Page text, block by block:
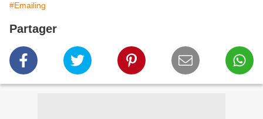
#Emailing
Partager